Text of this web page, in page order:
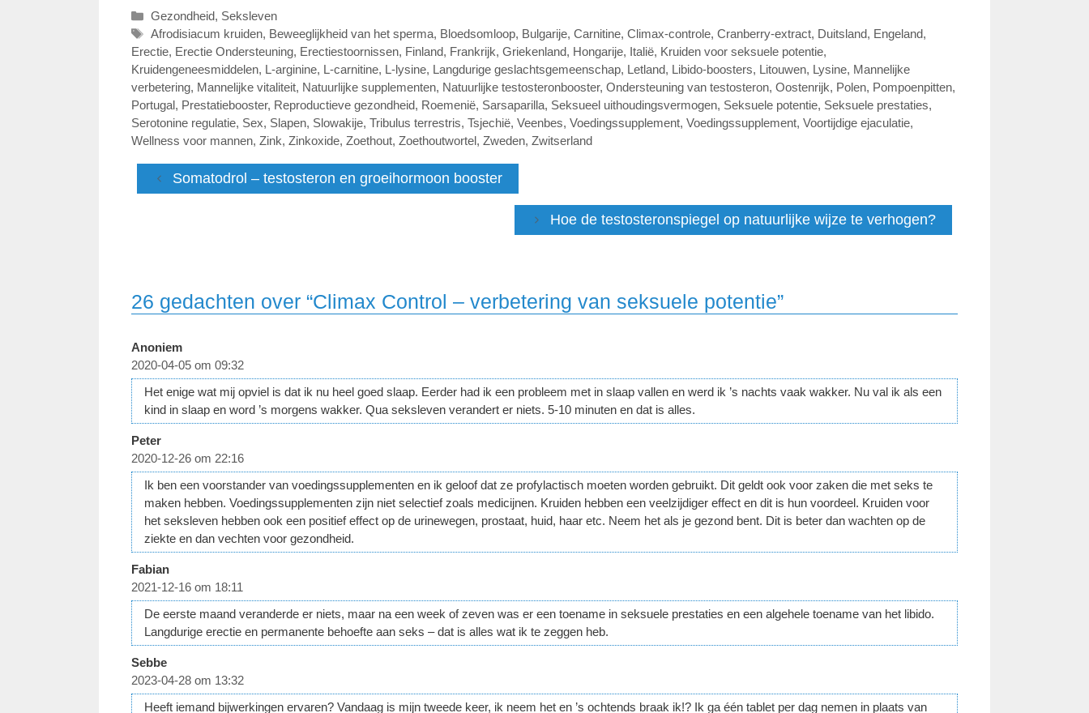
Categorieën
Gezondheid, Seksleven
Tags
Afrodisiacum kruiden, Beweeglijkheid van het sperma, Bloedsomloop, Bulgarije, Carnitine, Climax-controle, Cranberry-extract, Duitsland, Engeland,
Erectie, Erectie Ondersteuning, Erectiestoornissen, Finland, Frankrijk, Griekenland, Hongarije, Italië, Kruiden voor seksuele potentie,
Kruidengeneesmiddelen, L-arginine, L-carnitine, L-lysine, Langdurige geslachtsgemeenschap, Letland, Libido-boosters, Litouwen, Lysine, Mannelijke
verbetering, Mannelijke vitaliteit, Natuurlijke supplementen, Natuurlijke testosteronbooster, Ondersteuning van testosteron, Oostenrijk, Polen, Pompoenpitten,
Portugal, Prestatiebooster, Reproductieve gezondheid, Roemenië, Sarsaparilla, Seksueel uithoudingsvermogen, Seksuele potentie, Seksuele prestaties,
Serotonine regulatie, Sex, Slapen, Slowakije, Tribulus terrestris, Tsjechië, Veenbes, Voedingssupplement, Voedingssupplement, Voortijdige ejaculatie,
Wellness voor mannen, Zink, Zinkoxide, Zoethout, Zoethoutwortel, Zweden, Zwitserland
Somatodrol – testosteron en groeihormoon booster
Hoe de testosteronspiegel op natuurlijke wijze te verhogen?
26 gedachten over “Climax Control – verbetering van seksuele potentie”
Anoniem
2020-04-05 om 09:32
Het enige wat mij opviel is dat ik nu heel goed slaap. Eerder had ik een probleem met in slaap vallen en werd ik ’s nachts vaak wakker. Nu val ik als een
kind in slaap en word ’s morgens wakker. Qua seksleven verandert er niets. 5-10 minuten en dat is alles.
Peter
2020-12-26 om 22:16
Ik ben een voorstander van voedingssupplementen en ik geloof dat ze profylactisch moeten worden gebruikt. Dit geldt ook voor zaken die met seks te
maken hebben. Voedingssupplementen zijn niet selectief zoals medicijnen. Kruiden hebben een veelzijdiger effect en dit is hun voordeel. Kruiden voor
het seksleven hebben ook een positief effect op de urinewegen, prostaat, huid, haar etc. Neem het als je gezond bent. Dit is beter dan wachten op de
ziekte en dan vechten voor gezondheid.
Fabian
2021-12-16 om 18:11
De eerste maand veranderde er niets, maar na een week of zeven was er een toename in seksuele prestaties en een algehele toename van het libido.
Langdurige erectie en permanente behoefte aan seks – dat is alles wat ik te zeggen heb.
Sebbe
2023-04-28 om 13:32
Heeft iemand bijwerkingen ervaren? Vandaag is mijn tweede keer, ik neem het en ’s ochtends braak ik!? Ik ga één tablet per dag nemen in plaats van